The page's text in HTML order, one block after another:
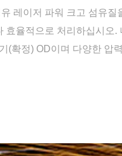
레이저 파워 크고 섬유질
효율적으로 처리하십시오.
(확정) OD이며 다양한 압